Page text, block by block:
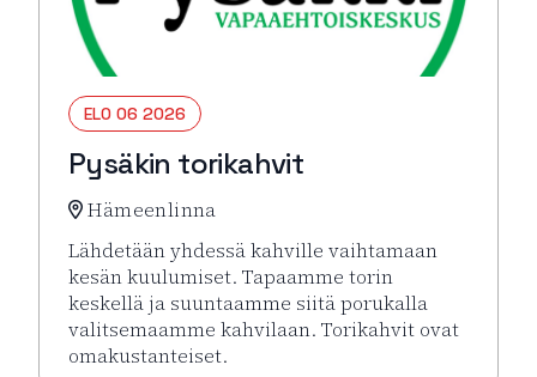
ELO 06 2026
Pysäkin torikahvit
Hämeenlinna
Lähdetään yhdessä kahville vaihtamaan
kesän kuulumiset. Tapaamme torin
keskellä ja suuntaamme siitä porukalla
valitsemaamme kahvilaan. Torikahvit ovat
omakustanteiset.